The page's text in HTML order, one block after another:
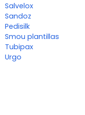
Salvelox
Sandoz
Pedisilk
Smou plantillas
Tubipax
Urgo